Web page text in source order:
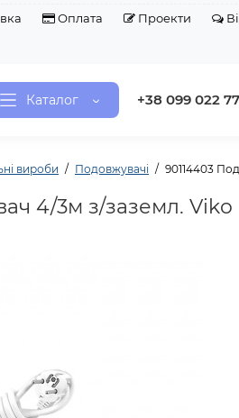
Оплата Проекти
Каталог +38 099 022
вироби Подовжувачі 90114403
4/3м з/заземл.